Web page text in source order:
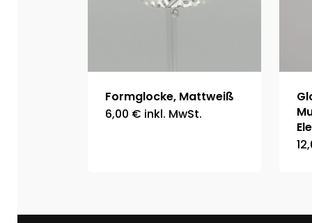
Formglocke, Mattweiß
6,00 € inkl. MwSt.